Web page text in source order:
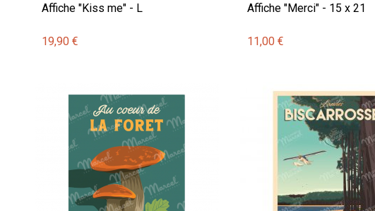
Affiche "Kiss me" - L
19,90 €
Affiche "Merci" - 15 x 21
11,00 €